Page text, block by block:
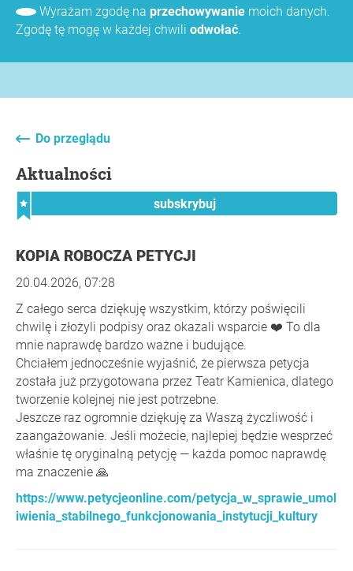
Wyrażam zgodę na przechowywanie moich danych.
Zgodę tę mogę w każdej chwili odwołać.
Do przeglądu
Aktualności
subskrybuj
KOPIA ROBOCZA PETYCJI
20.04.2026, 07:28
Z całego serca dziękuję wszystkim, którzy poświęcili
chwilę i złożyli podpisy oraz okazali wsparcie ❤️ To dla
mnie naprawdę bardzo ważne i budujące.
Chciałem jednocześnie wyjaśnić, że pierwsza petycja
została już przygotowana przez Teatr Kamienica, dlatego
tworzenie kolejnej nie jest potrzebne.
Jeszcze raz ogromnie dziękuję za Waszą życzliwość i
zaangażowanie. Jeśli możecie, najlepiej będzie wesprzeć
właśnie tę oryginalną petycję — każda pomoc naprawdę
ma znaczenie 🙏
https://www.petycjeonline.com/petycja_w_sprawie_umol
iwienia_stabilnego_funkcjonowania_instytucji_kultury